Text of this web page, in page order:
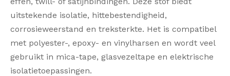
uitstekende isolatie, hittebestendigheid,
corrosieweerstand en treksterkte. Het is compatibel
met polyester-, epoxy- en vinylharsen en wordt veel
gebruikt in mica-tape, glasvezeltape en elektrische
isolatietoepassingen.